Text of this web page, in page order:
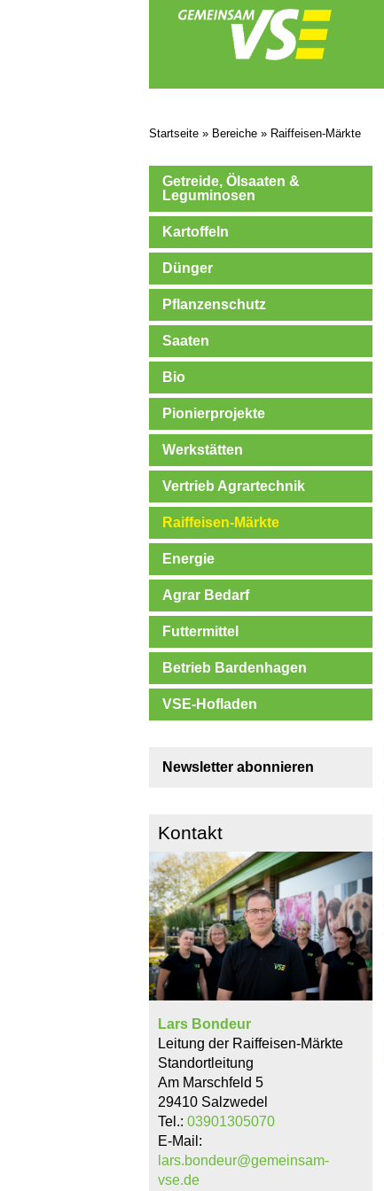
Startseite » Bereiche » Raiffeisen-Märkte
Getreide, Ölsaaten &
Leguminosen
Kartoffeln
Dünger
Pflanzenschutz
Saaten
Bio
Pionierprojekte
Werkstätten
Vertrieb Agrartechnik
Raiffeisen-Märkte
Energie
Agrar Bedarf
Futtermittel
Betrieb Bardenhagen
VSE-Hofladen
Newsletter abonnieren
Kontakt
Lars Bondeur
Leitung der Raiffeisen-Märkte
Standortleitung
Am Marschfeld 5
29410 Salzwedel
Tel.: 03901305070
E-Mail:
lars.bondeur@gemeinsam-
vse.de